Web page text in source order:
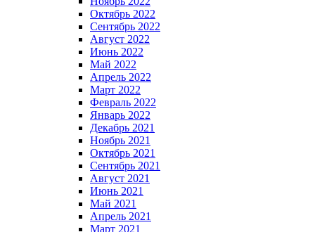
Октябрь 2022
Сентябрь 2022
Август 2022
Июнь 2022
Май 2022
Апрель 2022
Март 2022
Февраль 2022
Январь 2022
Декабрь 2021
Ноябрь 2021
Октябрь 2021
Сентябрь 2021
Август 2021
Июнь 2021
Май 2021
Апрель 2021
Март 2021